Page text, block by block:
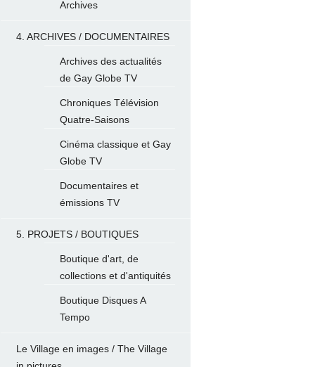
Archives
4. ARCHIVES / DOCUMENTAIRES
Archives des actualités
de Gay Globe TV
Chroniques Télévision
Quatre-Saisons
Cinéma classique et Gay
Globe TV
Documentaires et
émissions TV
5. PROJETS / BOUTIQUES
Boutique d'art, de
collections et d'antiquités
Boutique Disques A
Tempo
Le Village en images / The Village